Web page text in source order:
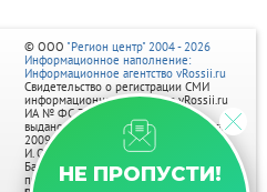
НЕ ПРОПУСТИ!
© ООО "Регион центр" 2004 - 2026
Информационное наполнение:
Информационное агентство vRossii.ru
Свидетельство о регистрации СМИ
информационного агентства vRossii.ru
ИА № ФС 77‑35502
выдано РОСКОМНАДЗОРом 04 марта
2009г.
И. О. Главного редактора Нарыков А. Н.
Баннеры на портале размещаются на
правах рекламы.